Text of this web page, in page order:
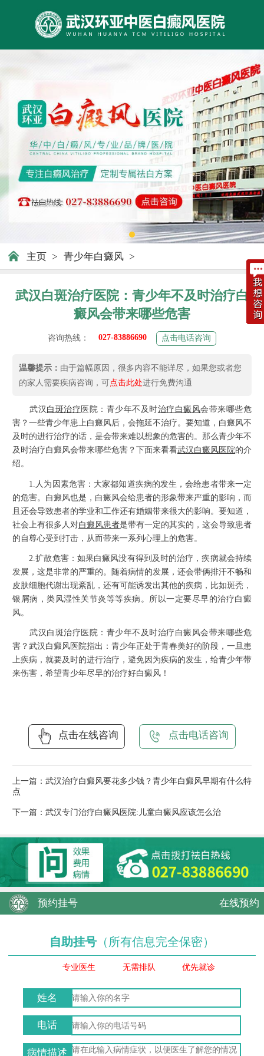
主页 > 青少年白癜风 >
武汉白斑治疗医院：青少年不及时治疗白
癜风会带来哪些危害
咨询热线： 027-83886690 点击电话咨询
温馨提示： 由于篇幅原因，很多内容不能详尽，如果您或者您
的家人需要疾病咨询，可点击此处进行免费沟通
武汉 白斑治疗 医院：青少年不及时治疗白癜风会带来哪些危
害？一些青少年患上白癜风后，会拖延不治疗。要知道，白癜风不
及时的进行治疗的话，是会带来难以想象的危害的。那么青少年不
及时治疗白癜风会带来哪些危害？下面来看看武汉白癜风医院的介
绍。
1.人为因素危害：大家都知道疾病的发生，会给患者带来一定
的危害。白癜风也是，白癜风会给患者的形象带来严重的影响，而
且还会导致患者的学业和工作还有婚姻带来很大的影响。要知道，
社会上有很多人对白癜风患者是带有一定的其实的，这会导致患者
的自尊心受到打击，从而带来一系列心理上的危害。
2.扩散危害：如果白癜风没有得到及时的治疗，疾病就会持续
发展，这是非常的严重的。随着病情的发展，还会带俩排汗不畅和
皮肤细胞代谢出现紊乱，还有可能诱发出其他的疾病，比如斑秃，
银屑病，类风湿性关节炎等等疾病。所以一定要尽早的治疗白癜
风。
武汉白斑治疗医院：青少年不及时治疗白癜风会带来哪些危
害？武汉白癜风医院指出：青少年正处于青春美好的阶段，一旦患
上疾病，就要及时的进行治疗，避免因为疾病的发生，给青少年带
来伤害，希望青少年尽早的治疗好白癜风！
点击在线咨询 点击电话咨询
上一篇： 武汉治疗白癜风要花多少钱？青少年白癜风早期有什么特
点
下一篇： 武汉专门治疗白癜风医院:儿童白癜风应该怎么治
预约挂号 在线预约
自助挂号 （所有信息完全保密）
专业医生 无需排队 优先就诊
姓名
电话
病情描述